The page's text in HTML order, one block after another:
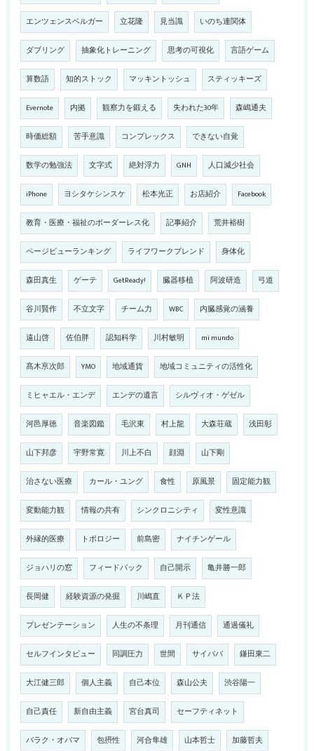
エンツェンスベルガー 立花隆 見当識 いのち連関体
ダブリング 抽象化トレーニング 思考の可視化 言語ゲーム
算数語 知的ストック マッキントッシュ スティッキーズ
Evernote 内拠 観察力を鍛える 失われた30年 森嶋通夫
時価総額 苦手意識 コンプレックス できない自覚
数学の勉強法 文字式 絶対浮力 GNH 人口減少社会
iPhone ヨシタケシンスケ 松本光正 お店紹介 Facebook
教育・医療・福祉のボーダーレス化 記事紹介 荒井裕樹
ページビューランキング ライフワークブレンド 身体化
森田真生 ゲーテ GetReady! 臓器移植 阿波研造 弓道
谷川賢作 不立文字 チーム力 WBC 内臓感覚の涵養
遠山啓 佐伯胖 認知科学 川村敏明 mi mundo
髙木亰次郎 YMO 地域通貨 地域コミュニティの活性化
ミヒャエル・エンデ エンデの遺言 シルヴィオ・ゲゼル
河邑厚徳 音楽図鑑 毛沢東 村上龍 大森荘蔵 浅田彰
山下邦彦 宇野常寛 川上不白 顔淵 山下剛
治さない医療 カール・ユング 食性 原風景 固定能力観
変動能力観 情報の共有 シンクロニシティ 変性意識
外縁的医療 トポロジー 前島密 ナイチンゲール
ジョハリの窓 フィードバック 自己開示 亀井勝一郎
長岡健 経験資源の発掘 川嶋直 ＫＰ法
プレゼンテーション 人生の不条理 月刊通信 通過儀礼
セルフインタビュー 同調圧力 世間 サイババ 鎌田東二
大江健三郎 個人主義 自己本位 森山公夫 渋谷陽一
自己責任 新自由主義 宮台真司 セーフティネット
バラク・オバマ 包摂性 河合隼雄 山本哲士 加藤哲夫